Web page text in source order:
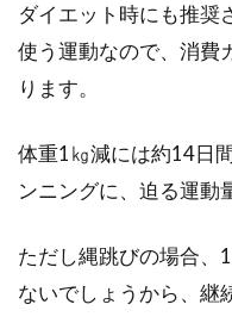
自
法
いざ
し、
札
ダイエット時にも推奨
使う運動なので、消費
ります。
体重1㎏減には約14日
ンニングに、迫る運動
ただし縄跳びの場合、
ないでしょうから、継